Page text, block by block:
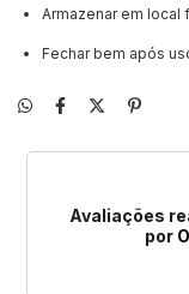
Armazenar em
Fechar bem após
Avaliações
por